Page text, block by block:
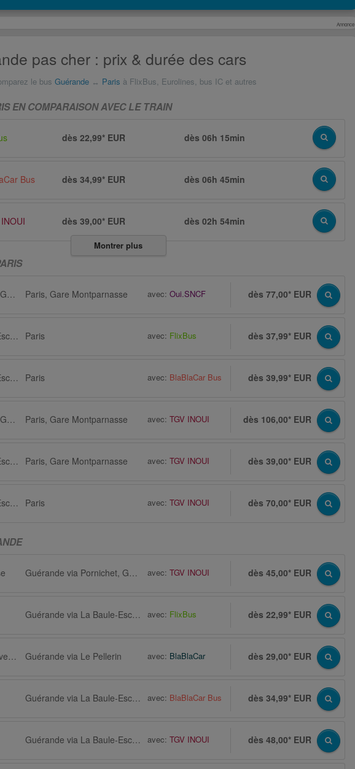
Annonce
pas cher : prix & durée des cars
le bus Guérande ↔ Paris à FlixBus, Eurolines, bus IC et autres
EN COMPARAISON AVEC LE TRAIN
dès 22,99* EUR dès06h 15min
Bus dès 34,99* EUR dès06h 45min
dès 39,00* EUR dès02h 54min
Montrer plus
Guérande via Pornichet, Gare Paris, Gare Montparnasse avec: Oui.SNCF dès 77,00* EUR
Guérande via La Baule-Escoublac Paris avec: FlixBus dès 37,99* EUR
Guérande via La Baule-Escoublac Paris avec: BlaBlaCar Bus dès 39,99* EUR
Guérande via Pornichet, Gare Paris, Gare Montparnasse avec: TGV INOUI dès 106,00* EUR
Guérande via La Baule-Escoublac, Gare, Place Rhin et Danube Paris, Gare Montparnasse avec: TGV INOUI dès 39,00* EUR
Guérande via La Baule-Escoublac Paris avec: TGV INOUI dès 70,00* EUR
Guérande via Pornichet, Gare avec: TGV INOUI dès 45,00* EUR
Guérande via La Baule-Escoublac avec: FlixBus dès 22,99* EUR
Paris via Sainte-Geneviève-des-Bois Guérande via Le Pellerin avec: BlaBlaCar dès 29,00* EUR
Guérande via La Baule-Escoublac avec: BlaBlaCar Bus dès 34,99* EUR
Guérande via La Baule-Escoublac avec: TGV INOUI dès 48,00* EUR